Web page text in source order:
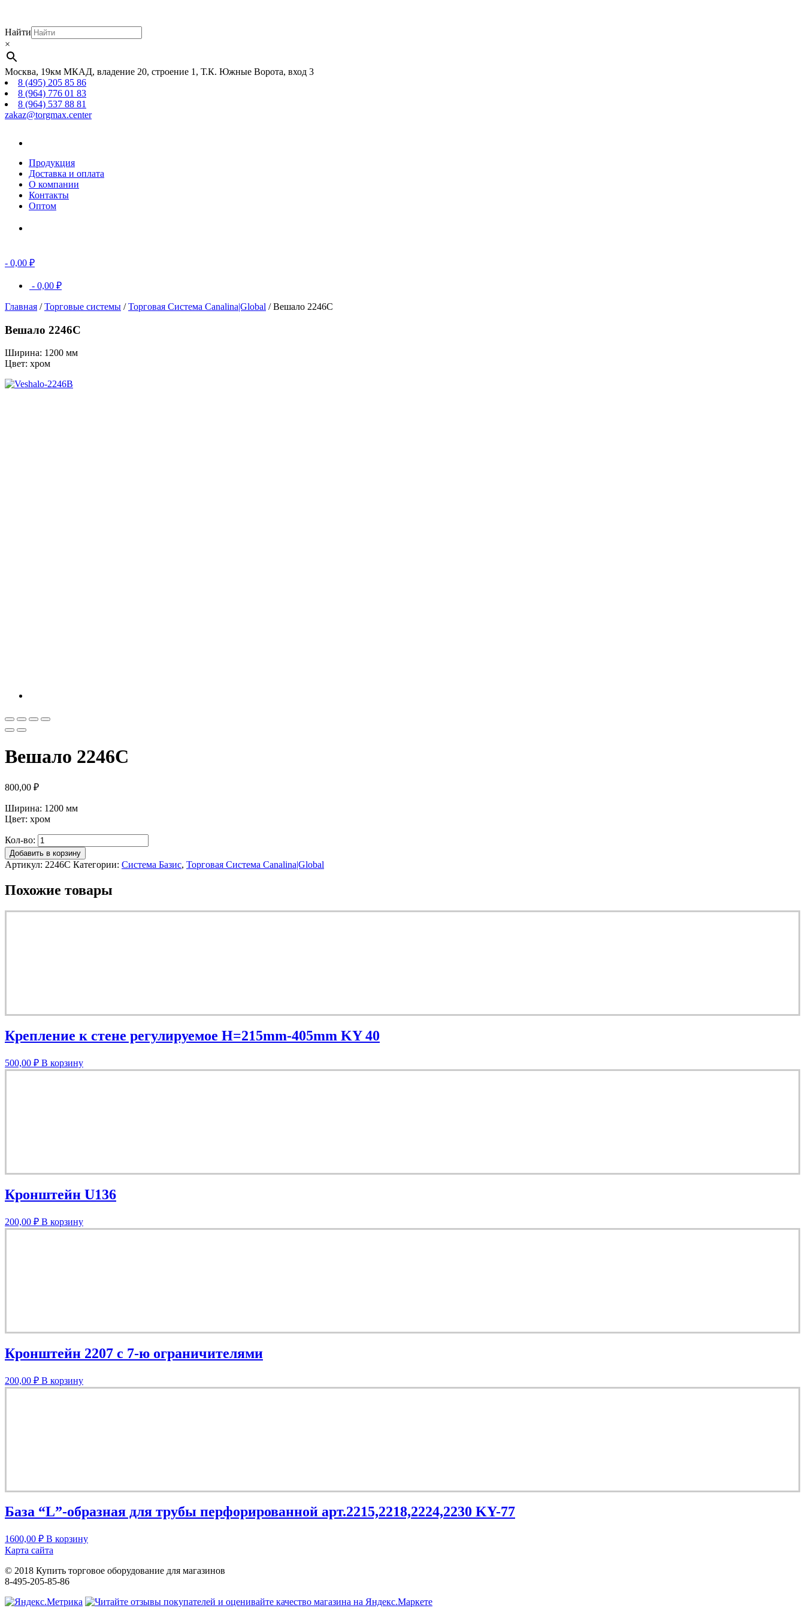
Найти
×
Москва, 19км МКАД, владение 20, строение 1, Т.К. Южные Ворота, вход 3
8 (495) 205 85 86
8 (964) 776 01 83
8 (964) 537 88 81
zakaz@torgmax.center
Продукция
Доставка и оплата
О компании
Контакты
Оптом
- 0,00 ₽
- 0,00 ₽
Главная /Торговые системы /Торговая Система Canalina|Global / Вешало 2246C
Вешало 2246C
Ширина: 1200 мм
Цвет: хром
Вешало 2246C
800,00 ₽
Ширина: 1200 мм
Цвет: хром
Кол-во:
Добавить в корзину
Артикул: 2246C Категории: Система Базис, Торговая Система Canalina|Global
Похожие товары
Крепление к стене регулируемое H=215mm-405mm KY 40
500,00 ₽ В корзину
Кронштейн U136
200,00 ₽ В корзину
Кронштейн 2207 с 7-ю ограничителями
200,00 ₽ В корзину
База “L”-образная для трубы перфорированной арт.2215,2218,2224,2230 KY-77
1600,00 ₽ В корзину
Карта сайта
© 2018 Купить торговое оборудование для магазинов
8-495-205-85-86